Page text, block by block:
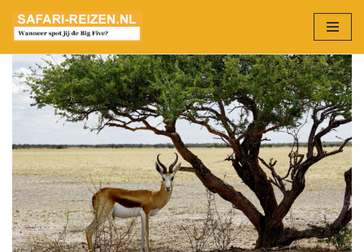
Ga
naar
de
inhoud